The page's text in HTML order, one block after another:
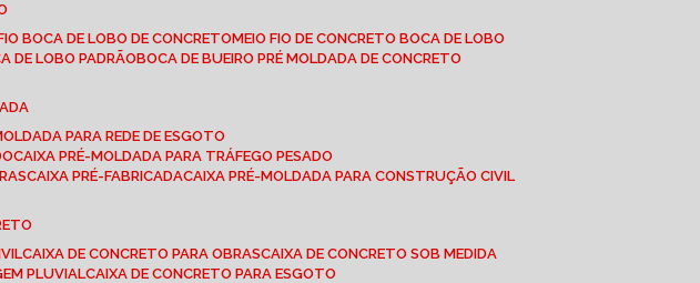
FIO BOCA DE LOBO DE CONCRETO
MEIO FIO DE CONCRETO BOCA DE LOBO
DE LOBO PADRÃO
BOCA DE BUEIRO PRÉ MOLDADA DE CONCRETO
PARA REDE DE ESGOTO
CAIXA PRÉ-MOLDADA PARA TRÁFEGO PESADO
CAIXA PRÉ-FABRICADA CAIXA PRÉ-MOLDADA PARA CONSTRUÇÃO CIVIL
CAIXA DE CONCRETO PARA OBRAS CAIXA DE CONCRETO SOB MEDIDA
PLUVIAL CAIXA DE CONCRETO PARA ESGOTO